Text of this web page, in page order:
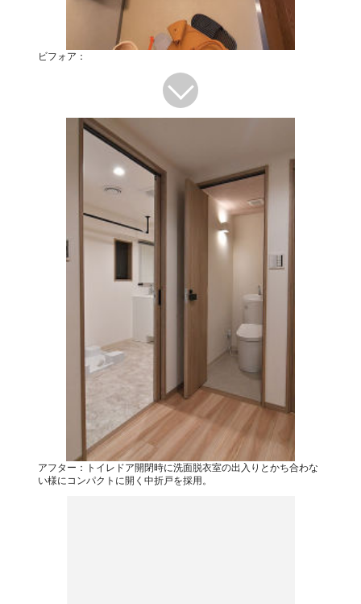
ビフォア：
アフター：トイレドア開閉時に洗面脱衣室の出入りとかち合わな
い様にコンパクトに開く中折戸を採用。